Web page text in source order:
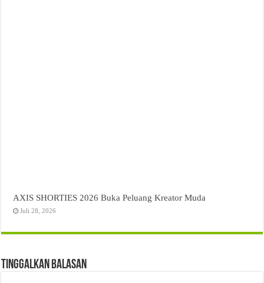
AXIS SHORTIES 2026 Buka Peluang Kreator Muda
Juli 28, 2026
Tinggalkan Balasan